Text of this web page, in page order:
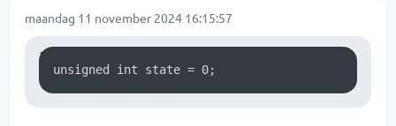
maandag 11 november 2024 16:15:57
unsigned int state = 0;